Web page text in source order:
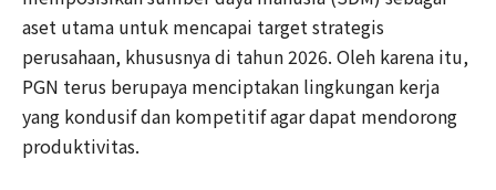
aset utama untuk mencapai target strategis
perusahaan, khususnya di tahun 2026. Oleh karena itu,
PGN terus berupaya menciptakan lingkungan kerja
yang kondusif dan kompetitif agar dapat mendorong
produktivitas.